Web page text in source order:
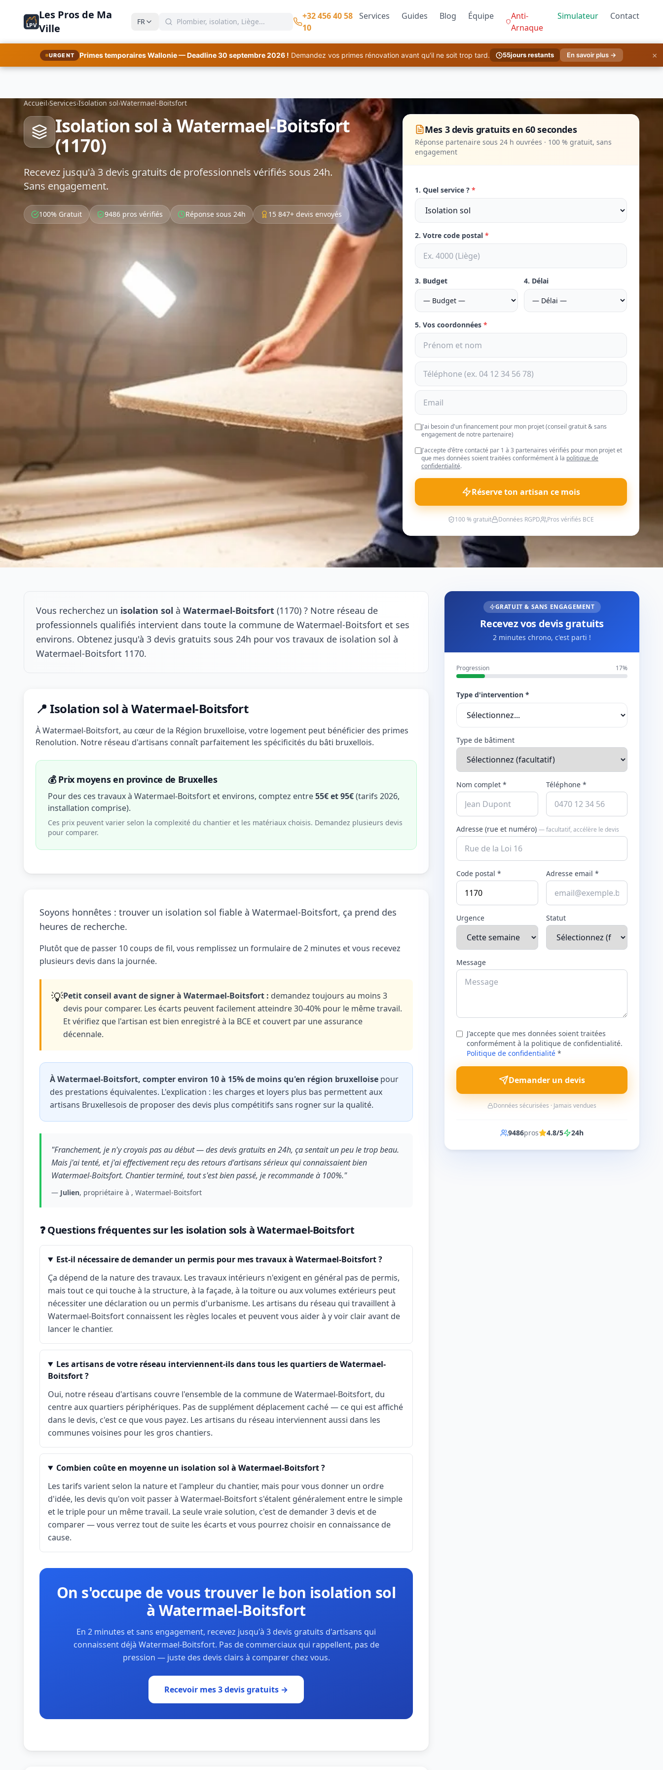
LPV
Les Pros de Ma
Ville
FR
+32 456 40 58
10
Services Guides Blog Équipe
Anti-
Arnaque
Simulateur Contact
URGENT Primes temporaires Wallonie — Deadline 30 septembre 2026 ! Demandez vos primes rénovation avant qu'il ne soit trop tard. 55jours restants En savoir plus → ×
Accueil›Services›Isolation sol›Watermael-Boitsfort
Isolation sol à Watermael-Boitsfort
(1170)
Recevez jusqu'à 3 devis gratuits de professionnels vérifiés sous 24h.
Sans engagement.
100% Gratuit 9486 pros vérifiés Réponse sous 24h 15 847+ devis envoyés
Mes 3 devis gratuits en 60 secondes
Réponse partenaire sous 24 h ouvrées · 100 % gratuit, sans
engagement
1. Quel service ? *
2. Votre code postal *
3. Budget 4. Délai
5. Vos coordonnées *
J'ai besoin d'un financement pour mon projet (conseil gratuit & sans
engagement de notre partenaire)
J'accepte d'être contacté par 1 à 3 partenaires vérifiés pour mon projet et
que mes données soient traitées conformément à la politique de
confidentialité.
Réserve ton artisan ce mois
100 % gratuit Données RGPD Pros vérifiés BCE
Vous recherchez un isolation sol à Watermael-Boitsfort (1170) ? Notre réseau de
professionnels qualifiés intervient dans toute la commune de Watermael-Boitsfort et ses
environs. Obtenez jusqu'à 3 devis gratuits sous 24h pour vos travaux de isolation sol à
Watermael-Boitsfort 1170.
📍 Isolation sol à Watermael-Boitsfort
À Watermael-Boitsfort, au cœur de la Région bruxelloise, votre logement peut bénéficier des primes
Renolution. Notre réseau d'artisans connaît parfaitement les spécificités du bâti bruxellois.
💰 Prix moyens en province de Bruxelles
Pour des ces travaux à Watermael-Boitsfort et environs, comptez entre55€ et 95€(tarifs 2026,
installation comprise).
Ces prix peuvent varier selon la complexité du chantier et les matériaux choisis. Demandez plusieurs devis
pour comparer.
Soyons honnêtes : trouver un isolation sol fiable à Watermael-Boitsfort, ça prend des
heures de recherche.
Plutôt que de passer 10 coups de fil, vous remplissez un formulaire de 2 minutes et vous recevez
plusieurs devis dans la journée.
💡Petit conseil avant de signer à Watermael-Boitsfort : demandez toujours au moins 3
devis pour comparer. Les écarts peuvent facilement atteindre 30-40% pour le même travail.
Et vérifiez que l'artisan est bien enregistré à la BCE et couvert par une assurance
décennale.
À Watermael-Boitsfort, compter environ 10 à 15% de moins qu'en région bruxelloise pour
des prestations équivalentes. L'explication : les charges et loyers plus bas permettent aux
artisans Bruxellesois de proposer des devis plus compétitifs sans rogner sur la qualité.
"Franchement, je n'y croyais pas au début — des devis gratuits en 24h, ça sentait un peu le trop beau.
Mais j'ai tenté, et j'ai effectivement reçu des retours d'artisans sérieux qui connaissaient bien
Watermael-Boitsfort. Chantier terminé, tout s'est bien passé, je recommande à 100%."
— Julien, propriétaire à , Watermael-Boitsfort
❓ Questions fréquentes sur les isolation sols à Watermael-Boitsfort
Est-il nécessaire de demander un permis pour mes travaux à Watermael-Boitsfort ?
Ça dépend de la nature des travaux. Les travaux intérieurs n'exigent en général pas de permis,
mais tout ce qui touche à la structure, à la façade, à la toiture ou aux volumes extérieurs peut
nécessiter une déclaration ou un permis d'urbanisme. Les artisans du réseau qui travaillent à
Watermael-Boitsfort connaissent les règles locales et peuvent vous aider à y voir clair avant de
lancer le chantier.
Les artisans de votre réseau interviennent-ils dans tous les quartiers de Watermael-
Boitsfort ?
Oui, notre réseau d'artisans couvre l'ensemble de la commune de Watermael-Boitsfort, du
centre aux quartiers périphériques. Pas de supplément déplacement caché — ce qui est affiché
dans le devis, c'est ce que vous payez. Les artisans du réseau interviennent aussi dans les
communes voisines pour les gros chantiers.
Combien coûte en moyenne un isolation sol à Watermael-Boitsfort ?
Les tarifs varient selon la nature et l'ampleur du chantier, mais pour vous donner un ordre
d'idée, les devis qu'on voit passer à Watermael-Boitsfort s'étalent généralement entre le simple
et le triple pour un même travail. La seule vraie solution, c'est de demander 3 devis et de
comparer — vous verrez tout de suite les écarts et vous pourrez choisir en connaissance de
cause.
On s'occupe de vous trouver le bon isolation sol
à Watermael-Boitsfort
En 2 minutes et sans engagement, recevez jusqu'à 3 devis gratuits d'artisans qui
connaissent déjà Watermael-Boitsfort. Pas de commerciaux qui rappellent, pas de
pression — juste des devis clairs à comparer chez vous.
Recevoir mes 3 devis gratuits →
GRATUIT & SANS ENGAGEMENT
Recevez vos devis gratuits
2 minutes chrono, c'est parti !
Progression 17%
Type d'intervention *
Type de bâtiment
Nom complet * Téléphone *
Adresse (rue et numéro)— facultatif, accélère le devis
Code postal * Adresse email *
Urgence Statut
Message
J'accepte que mes données soient traitées
conformément à la politique de confidentialité.
Politique de confidentialité *
Demander un devis
Données sécurisées · Jamais vendues
9486pros 4.8/5 24h